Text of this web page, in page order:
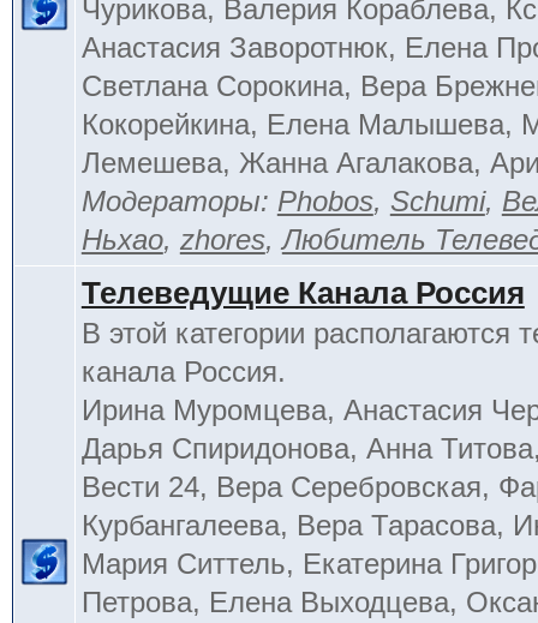
Чурикова, Валерия Кораблева,
Анастасия Заворотнюк, Елена
Светлана Сорокина, Вера
Кокорейкина, Елена Малышева,
Лемешева, Жанна Агалакова,
Модераторы: Phobos, Schumi,
Ньхао, zhores,Любитель
Телеведущие Канала Россия
В этой категории располагаются
канала Россия.
Ирина Муромцева, Анастасия
Дарья Спиридонова, Анна
Вести 24, Вера Серебровская,
Курбангалеева, Вера Тарасова,
Мария Ситтель, Екатерина
Петрова, Елена Выходцева,